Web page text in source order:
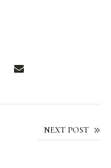
NEXT POST
Courgepacho